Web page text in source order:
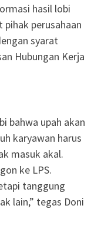
hasil lobi
pihak perusahaan
syarat
Hubungan Kerja
bahwa upah akan
karyawan harus
masuk akal.
ke LPS.
tanggung
lain,” tegas Doni